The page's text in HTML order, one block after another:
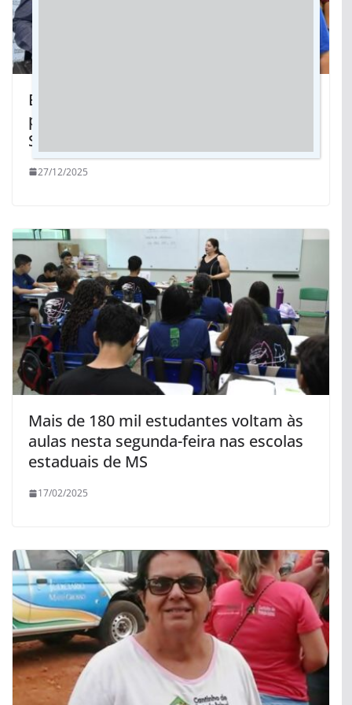
Elias Ishy: Vereador de Dourados
participa da ExpoCatadores 2025 em
São Paulo
27/12/2025
Mais de 180 mil estudantes voltam às
aulas nesta segunda-feira nas escolas
estaduais de MS
17/02/2025